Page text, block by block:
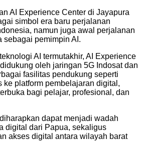
AI Experience Center di Jayapura
simbol era baru perjalanan
namun juga awal perjalanan
sebagai pemimpin AI.
AI termutakhir, AI Experience
oleh jaringan 5G Indosat dan
fasilitas pendukung seperti
ke platform pembelajaran digital,
bagi pelajar, profesional, dan
dapat menjadi wadah
digital dari Papua, sekaligus
akses digital antara wilayah barat